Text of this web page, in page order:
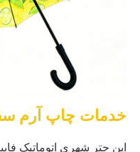
خدمات چاپ آرم
این چتر شهری اتوماتیک